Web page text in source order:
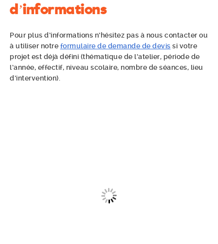
d’informations
Pour plus d’informations n’hésitez pas à nous contacter ou
à utiliser notre formulaire de demande de devis si votre
projet est déjà défini (thématique de l’atelier, période de
l’année, effectif, niveau scolaire, nombre de séances, lieu
d’intervention).